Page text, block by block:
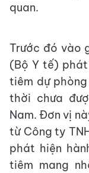
quan.
Trước đó vào
(Bộ Y tế)
tiêm dự
thời chưa
Nam. Đơn vị
từ Công ty
phát hiện
tiêm mang